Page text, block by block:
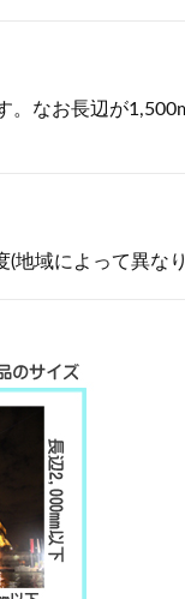
なお長辺が
地域によって異な